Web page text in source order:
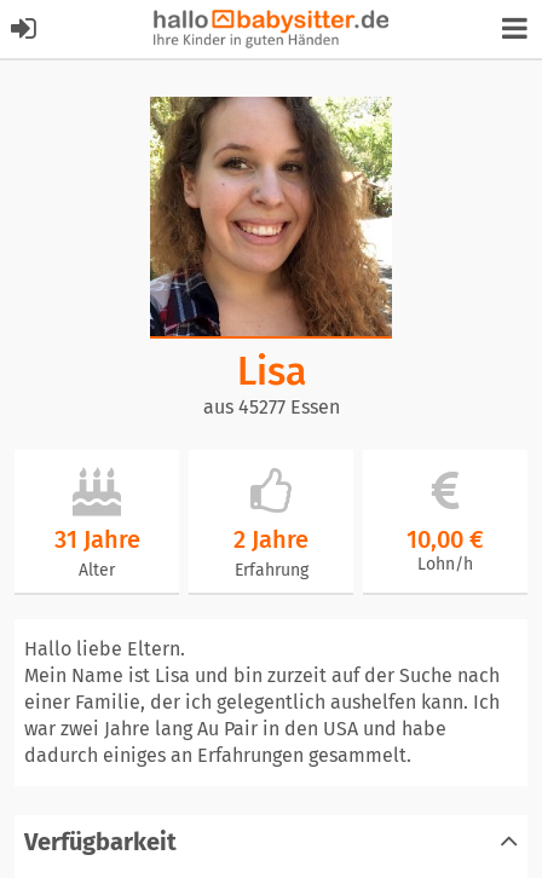
Lisa
aus 45277 Essen
31 Jahre
Alter
2 Jahre
Erfahrung
10,00 €
Lohn/h
Hallo liebe Eltern.
Mein Name ist Lisa und bin zurzeit auf der Suche nach
einer Familie, der ich gelegentlich aushelfen kann. Ich
war zwei Jahre lang Au Pair in den USA und habe
dadurch einiges an Erfahrungen gesammelt.
Verfügbarkeit